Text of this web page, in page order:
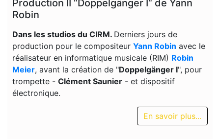
Production II “Doppelgänger I“ de Yann
Robin
Dans les studios du CIRM. Derniers jours de
production pour le compositeur Yann Robin avec le
réalisateur en informatique musicale (RIM) Robin
Meier, avant la création de "Doppelgänger I", pour
trompette - Clément Saunier - et dispositif
électronique.
En savoir plus...